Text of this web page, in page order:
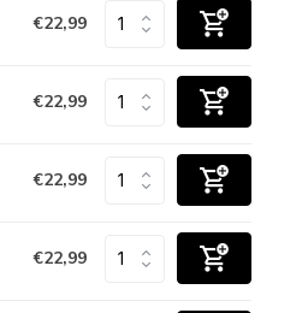
€22,99
€22,99
€22,99
€22,99